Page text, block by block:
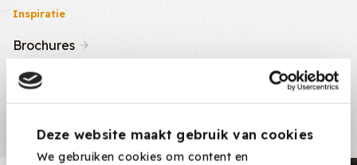
Deze website maakt gebruik van cookies
We gebruiken cookies om content en
Inspiratie
Brochures
Nieuws & Tips
Recepten